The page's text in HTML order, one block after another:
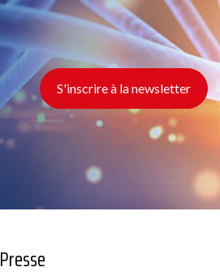
S'inscrire à la newsletter
Presse